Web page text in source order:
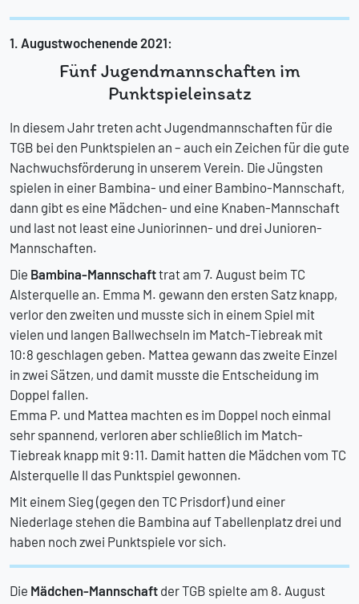
1. Augustwochenende 2021:
Fünf Jugendmannschaften im
Punktspieleinsatz
In diesem Jahr treten acht Jugendmannschaften für die
TGB bei den Punktspielen an – auch ein Zeichen für die gute
Nachwuchsförderung in unserem Verein. Die Jüngsten
spielen in einer Bambina- und einer Bambino-Mannschaft,
dann gibt es eine Mädchen- und eine Knaben-Mannschaft
und last not least eine Juniorinnen- und drei Junioren-
Mannschaften.
Die Bambina-Mannschafttrat am 7. August beim TC
Alsterquelle an. Emma M. gewann den ersten Satz knapp,
verlor den zweiten und musste sich in einem Spiel mit
vielen und langen Ballwechseln im Match-Tiebreak mit
10:8 geschlagen geben. Mattea gewann das zweite Einzel
in zwei Sätzen, und damit musste die Entscheidung im
Doppel fallen.
Emma P. und Mattea machten es im Doppel noch einmal
sehr spannend, verloren aber schließlich im Match-
Tiebreak knapp mit 9:11. Damit hatten die Mädchen vom TC
Alsterquelle II das Punktspiel gewonnen.
Mit einem Sieg (gegen den TC Prisdorf) und einer
Niederlage stehen die Bambina auf Tabellenplatz drei und
haben noch zwei Punktspiele vor sich.
Die Mädchen-Mannschaft der TGB spielte am 8. August